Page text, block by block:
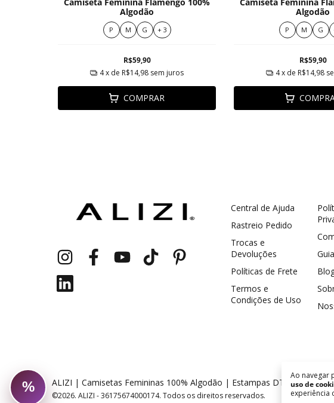
Ao navegar
uso de
experiência
Algodão
P M G + 3
R$59,90
4x de R$14,98 sem juros
COMPRAR
Algodão
P M G
R$59,90
4x de R$14,98
Central de Ajuda
Rastreio Pedido
Trocas e
Devoluções
Políticas de Frete
Termos e
Condições de Uso
ALIZI | Camisetas Femininas 100% Algodão | Estampas DTF
©2026. ALIZI - 36175674000174. Todos os direitos reservados.
%Desconto progressivo
Cupom 1a compra: GANHE5